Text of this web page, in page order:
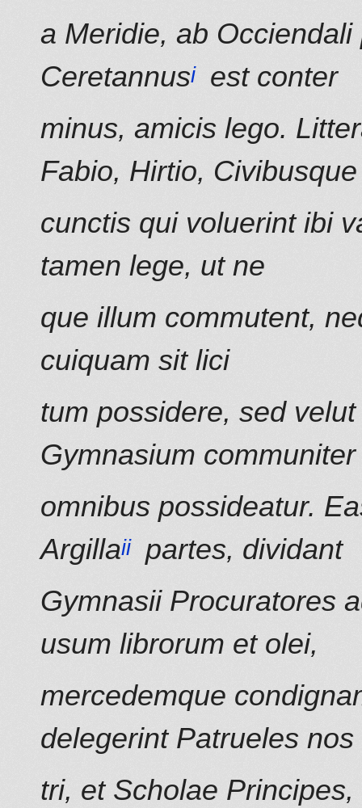
a Meridie, ab
Ceretannus
est conter
minus, amicis lego.
Fabio, Hirtio, Civibusque
cunctis qui voluerint ibi
tamen lege, ut ne
que illum commutent,
cuiquam sit lici
tum possidere, sed
Gymnasium
omnibus possideatur.
Argilla
partes, dividant
Gymnasii Procuratores
usum librorum et olei,
mercedemque
delegerint Patrueles nos
tri, et Scholae